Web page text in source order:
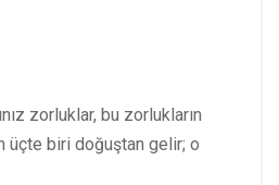
zorluklar, bu zorlukların
üçte biri doğuştan gelir; o